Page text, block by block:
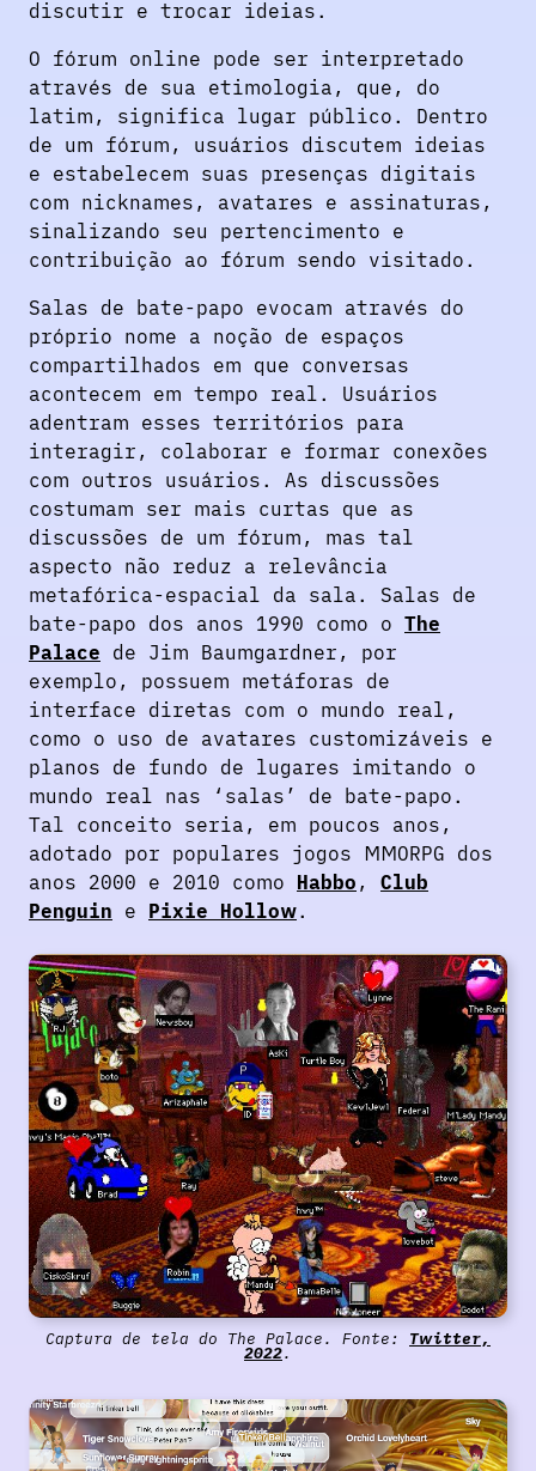
discutir e trocar ideias.
O fórum online pode ser interpretado
através de sua etimologia, que, do
latim, significa lugar público. Dentro
de um fórum, usuários discutem ideias
e estabelecem suas presenças digitais
com nicknames, avatares e assinaturas,
sinalizando seu pertencimento e
contribuição ao fórum sendo visitado.
Salas de bate-papo evocam através do
próprio nome a noção de espaços
compartilhados em que conversas
acontecem em tempo real. Usuários
adentram esses territórios para
interagir, colaborar e formar conexões
com outros usuários. As discussões
costumam ser mais curtas que as
discussões de um fórum, mas tal
aspecto não reduz a relevância
metafórica-espacial da sala. Salas de
bate-papo dos anos 1990 como o The
Palace de Jim Baumgardner, por
exemplo, possuem metáforas de
interface diretas com o mundo real,
como o uso de avatares customizáveis e
planos de fundo de lugares imitando o
mundo real nas ‘salas’ de bate-papo.
Tal conceito seria, em poucos anos,
adotado por populares jogos MMORPG dos
anos 2000 e 2010 como Habbo , Club
Penguin e Pixie Hollow.
Captura de tela do The Palace. Fonte: Twitter,
2022.